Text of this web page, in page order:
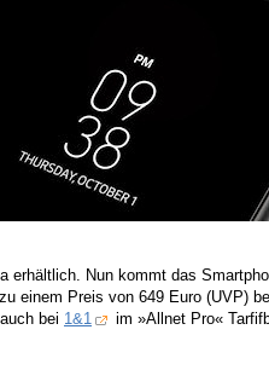
erhältlich. Nun kommt das
einem Preis von 649 Euro (UVP)
bei 1&1
im »Allnet Pro«